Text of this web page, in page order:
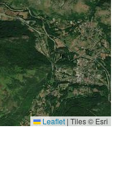
Leaflet | Tiles © Esri